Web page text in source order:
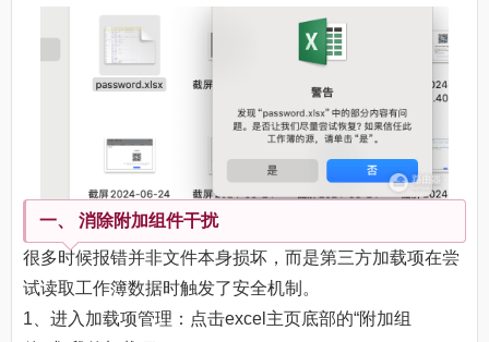
一、 消除附加组件干扰
很多时候报错并非文件本身损坏，而是第三方加载项在尝
试读取工作簿数据时触发了安全机制。
1、进入加载项管理：点击excel主页底部的“附加组